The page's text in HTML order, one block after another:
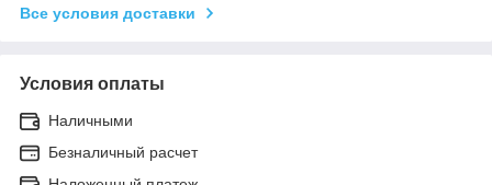
Все условия доставки
Условия оплаты
Наличными
Безналичный расчет